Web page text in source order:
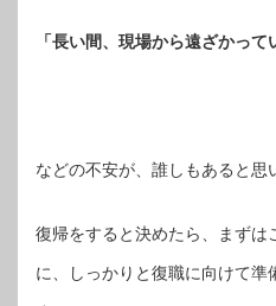
「長い間、現場から遠ざかって
などの不安が、誰しもあると思
復帰をすると決めたら、まずは
に、しっかりと復職に向けて準